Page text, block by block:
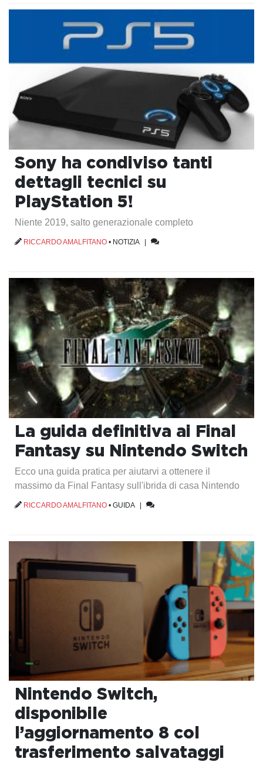
Sony ha condiviso tanti
dettagli tecnici su
PlayStation 5!
Niente 2019, salto generazionale completo
RICCARDO AMALFITANO • NOTIZIA|
La guida definitiva ai Final
Fantasy su Nintendo Switch
Ecco una guida pratica per aiutarvi a ottenere il
massimo da Final Fantasy sull'ibrida di casa Nintendo
RICCARDO AMALFITANO • GUIDA|
Nintendo Switch,
disponibile
l’aggiornamento 8 col
trasferimento salvataggi